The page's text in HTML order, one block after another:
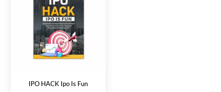
IPO HACK Ipo Is Fun